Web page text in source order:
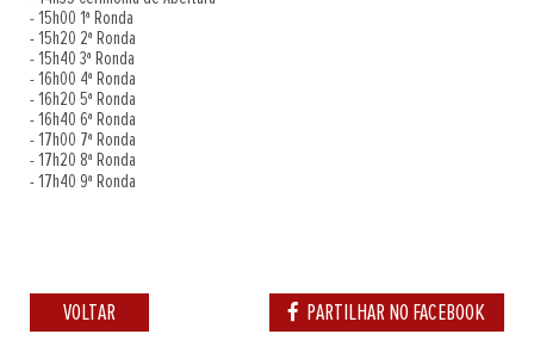
- 15h00 1ª Ronda
- 15h20 2ª Ronda
- 15h40 3ª Ronda
- 16h00 4ª Ronda
- 16h20 5ª Ronda
- 16h40 6ª Ronda
- 17h00 7ª Ronda
- 17h20 8ª Ronda
- 17h40 9ª Ronda
PARTILHAR NO FACEBOOK
VOLTAR